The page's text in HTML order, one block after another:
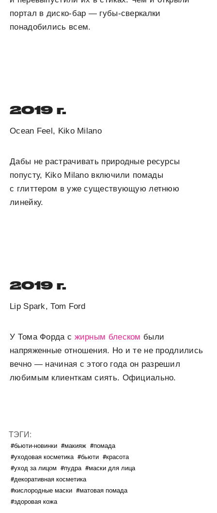
портал в диско-бар — губы-сверкалки
понадобились всем.
2019 г.
Ocean Feel, Kiko Milano
Дабы не растрачивать природные ресурсы
попусту, Kiko Milano включили помады
с глиттером в уже суще­ст­­ву­ющую летнюю
линейку.
2019 г.
Lip Spark, Tom Ford
У Тома Форда с жирным блеском были
напряженные отно­ше­ния. Но и те не продлились
вечно — начи­ная с этого года он разрешил
любимым клиенткам сиять. Официально.
ТЭГИ:
#бьюти-новинки #макияж #помада
#уходовая косметика #бьюти #красота
#уход за лицом #пудра #маски для лица
#декоративная косметика
#кислородные маски #матовая помада
#здоровая кожа